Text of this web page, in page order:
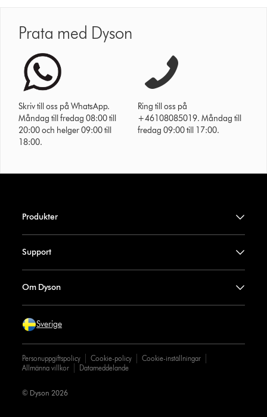
Prata med Dyson
Skriv till oss på WhatsApp.
Måndag till fredag 08:00 till
20:00 och helger 09:00 till
18:00.
Ring till oss på
+46108085019. Måndag till
fredag 09:00 till 17:00.
Produkter
Support
Om Dyson
Sverige
Personuppgiftspolicy Cookie-policy
Cookie-inställningar
Allmänna villkor
Datameddelande
© Dyson 2026